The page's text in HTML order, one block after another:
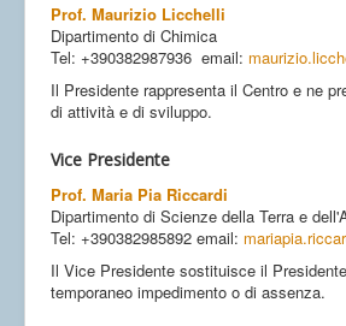
Prof. Maurizio Licchelli
Dipartimento di Chimica
Tel: +390382987936 email:
Il Presidente rappresenta il Centro e ne
di attività e di sviluppo.
Vice Presidente
Prof. Maria Pia Riccardi
Dipartimento di Scienze della Terra e
Tel: +390382985892 email:
Il Vice Presidente sostituisce il
temporaneo impedimento o di assenza.